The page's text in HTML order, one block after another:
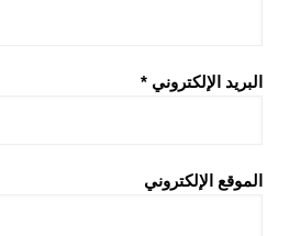
البريد الإلكتروني *
الموقع الإلكتروني